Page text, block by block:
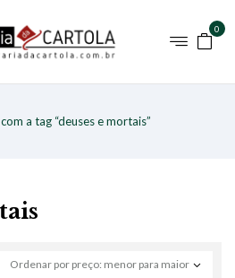
0
a tag “deuses e mortais”
Ordenar por preço: menor para maior